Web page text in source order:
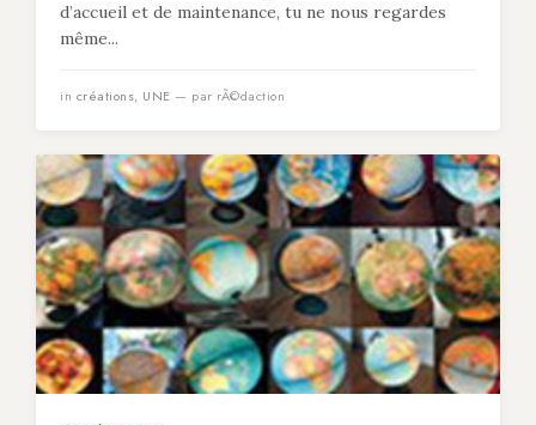
d’accueil et de maintenance, tu ne nous regardes
même...
in créations, UNE — par rÃ©daction